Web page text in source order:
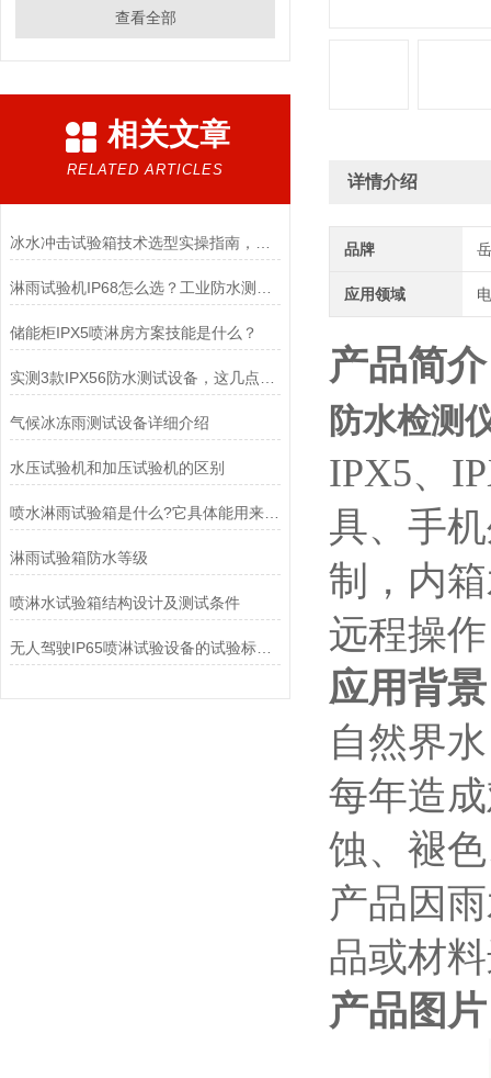
查看全部
相关文章
RELATED ARTICLES
储能柜IPX5喷淋房方案技能是什么？
气候冰冻雨测试设备详细介绍
水压试验机和加压试验机的区别
喷水淋雨试验箱是什么?它具体能用来检测产品的哪些性能
淋雨试验箱防水等级
喷淋水试验箱结构设计及测试条件
无人驾驶IP65喷淋试验设备的试验标准是什么？
详情介绍
品牌
应用领域
产品简介
防水检测
IPX5、
具、手
制，内
远程操
应用背景
自然界
每年造
蚀、褪
产品因
品或材
产品图片